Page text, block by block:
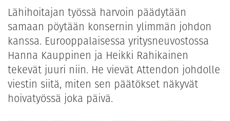
Lähihoitajan työssä harvoin päädytään
samaan pöytään konsernin ylimmän johdon
kanssa. Eurooppalaisessa yritysneuvostossa
Hanna Kauppinen ja Heikki Rahikainen
tekevät juuri niin. He vievät Attendon johdolle
viestin siitä, miten sen päätökset näkyvät
hoivatyössä joka päivä.